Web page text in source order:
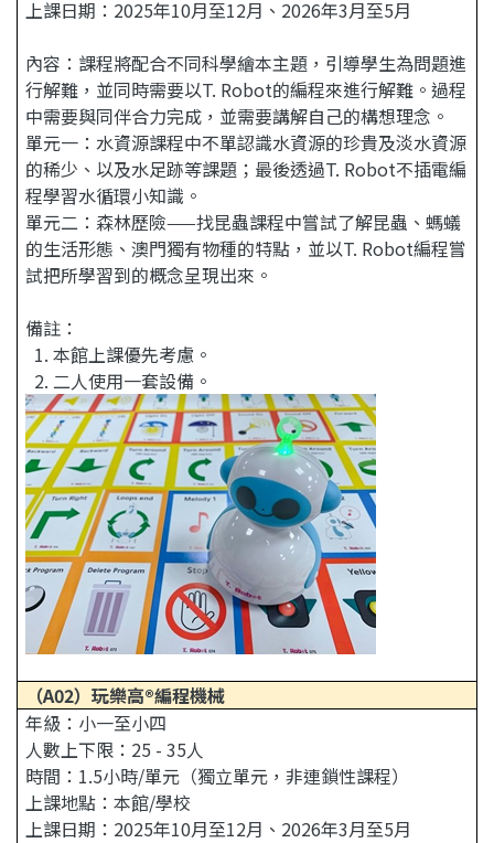
上課日期：2025年10月至12月、2026年3月至5月
內容：課程將配合不同科學繪本主題，引導學生為問題進
行解難，並同時需要以T. Robot的編程來進行解難。過程
中需要與同伴合力完成，並需要講解自己的構想理念。
單元一：水資源課程中不單認識水資源的珍貴及淡水資源
的稀少、以及水足跡等課題；最後透過T. Robot不插電編
程學習水循環小知識。
單元二：森林歷險——找昆蟲課程中嘗試了解昆蟲、螞蟻
的生活形態、澳門獨有物種的特點，並以T. Robot編程嘗
試把所學習到的概念呈現出來。
備註：
1. 本館上課優先考慮。
2. 二人使用一套設備。
（A02）玩樂高®編程機械
年級：小一至小四
人數上下限：25 - 35人
時間：1.5小時/單元（獨立單元，非連鎖性課程）
上課地點：本館/學校
上課日期：2025年10月至12月、2026年3月至5月